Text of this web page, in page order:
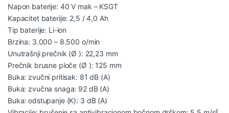
Napon baterije: 40 V mak – KSGT
Kapacitet baterije: 2,5 / 4,0 Ah
Tip baterije: Li-ion
Brzina: 3.000 – 8.500 o/min
Unutrašnji prečnik (Ø ): 22,23 mm
Prečnik brusne ploče (Ø ): 125 mm
Buka: zvučni pritisak: 81 dB (A)
Buka: zvučna snaga: 92 dB (A)
Buka: odstupanje (K): 3 dB (A)